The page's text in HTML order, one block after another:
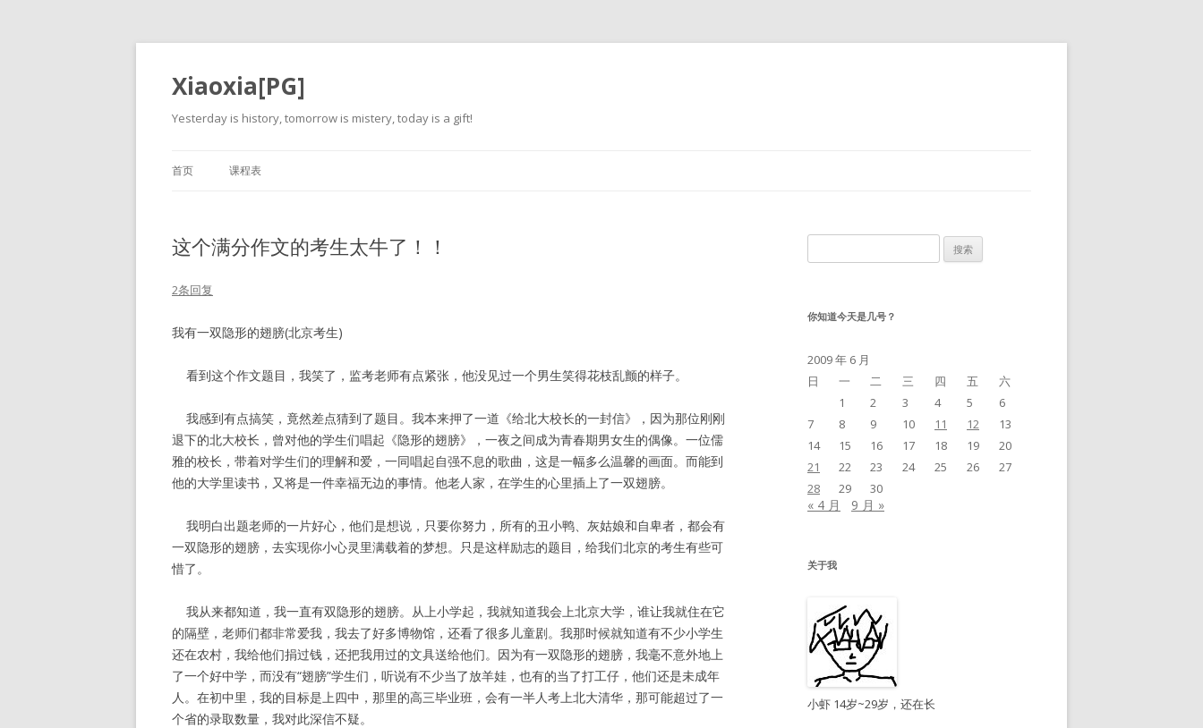
Xiaoxia[PG]
Yesterday is history, tomorrow is mistery, today is a gift!
首页 课程表
这个满分作文的考生太牛了！！
2条回复
我有一双隐形的翅膀(北京考生)
看到这个作文题目，我笑了，监考老师有点紧张，他没见过一个男生笑得花枝乱颤的样子。
我感到有点搞笑，竟然差点猜到了题目。我本来押了一道《给北大校长的一封信》，因为那位刚刚
退下的北大校长，曾对他的学生们唱起《隐形的翅膀》，一夜之间成为青春期男女生的偶像。一位儒
雅的校长，带着对学生们的理解和爱，一同唱起自强不息的歌曲，这是一幅多么温馨的画面。而能到
他的大学里读书，又将是一件幸福无边的事情。他老人家，在学生的心里插上了一双翅膀。
我明白出题老师的一片好心，他们是想说，只要你努力，所有的丑小鸭、灰姑娘和自卑者，都会有
一双隐形的翅膀，去实现你小心灵里满载着的梦想。只是这样励志的题目，给我们北京的考生有些可
惜了。
我从来都知道，我一直有双隐形的翅膀。从上小学起，我就知道我会上北京大学，谁让我就住在它
的隔壁，老师们都非常爱我，我去了好多博物馆，还看了很多儿童剧。我那时候就知道有不少小学生
还在农村，我给他们捐过钱，还把我用过的文具送给他们。因为有一双隐形的翅膀，我毫不意外地上
了一个好中学，而没有“翅膀”学生们，听说有不少当了放羊娃，也有的当了打工仔，他们还是未成年
人。在初中里，我的目标是上四中，那里的高三毕业班，会有一半人考上北大清华，那可能超过了一
个省的录取数量，我对此深信不疑。
索：
你知道今天是几号？
2009 年 6 月
日
一 二 三 四 五
六
1
2 3 4 5
6
7
8 9 10 11 12
13
14
15 16 17 18 19
20
21
22 23 24 25 26
27
28
29 30
« 4 月 9 月 »
关于我
小虾 14岁~29岁，还在长